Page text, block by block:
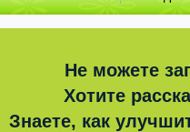
Не можете
Хотите
Знаете, как